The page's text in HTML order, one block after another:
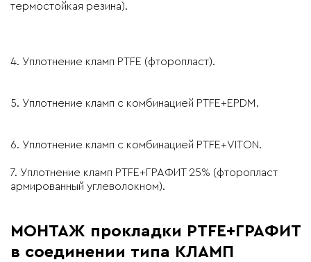
термостойкая резина).
4. Уплотнение кламп PTFE (фторопласт).
5. Уплотнение кламп с комбинацией PTFE+EPDM.
6. Уплотнение кламп с комбинацией PTFE+VITON.
7. Уплотнение кламп PTFE+ГРАФИТ 25% (фторопласт
армированный углеволокном).
МОНТАЖ прокладки PTFE+ГРАФИТ
в соединении типа КЛАМП